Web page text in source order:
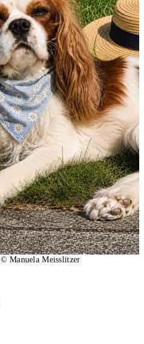
© Manuela Meisslitzer